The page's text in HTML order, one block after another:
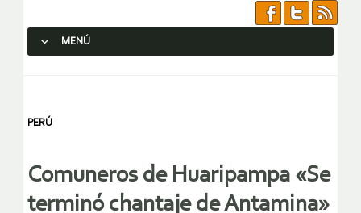
MENÚ
PERÚ
Comuneros de Huaripampa «Se
terminó chantaje de Antamina»